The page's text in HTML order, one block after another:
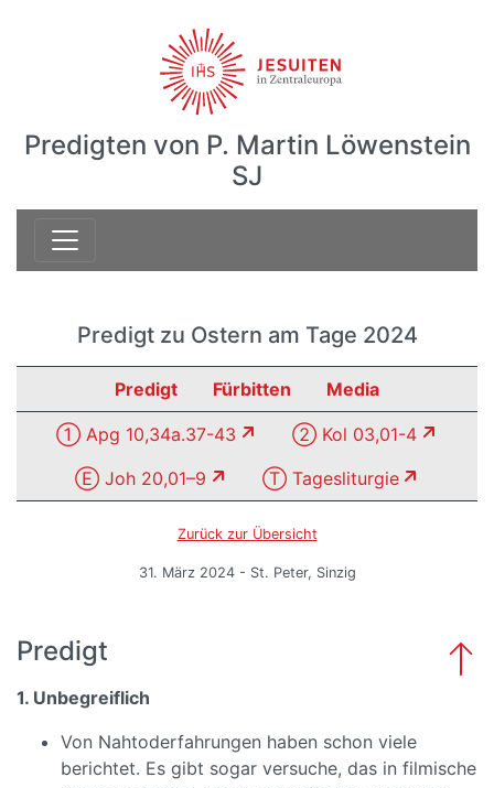
Predigten von P. Martin Löwenstein
SJ
Predigt zu Ostern am Tage 2024
Predigt Fürbitten Media
① Apg 10,34a.37-43
② Kol 03,01-4
Ⓔ Joh 20,01–9
Ⓣ Tagesliturgie
Zurück zur Übersicht
31. März 2024 - St. Peter, Sinzig
Predigt
1. Unbegreiflich
Von Nahtoderfahrungen haben schon viele
berichtet. Es gibt sogar versuche, das in filmische